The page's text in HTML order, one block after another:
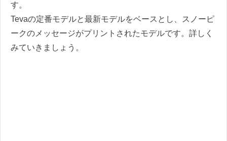
す。
Tevaの定番モデルと最新モデルをベースとし、スノーピ
ークのメッセージがプリントされたモデルです。詳しく
みていきましょう。